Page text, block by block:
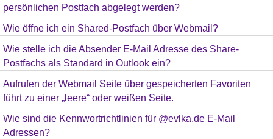
persönlichen Postfach abgelegt werden?
Wie öffne ich ein Shared-Postfach über Webmail?
Wie stelle ich die Absender E-Mail Adresse des Share-
Postfachs als Standard in Outlook ein?
Aufrufen der Webmail Seite über gespeicherten Favoriten
führt zu einer „leere“ oder weißen Seite.
Wie sind die Kennwortrichtlinien für @evlka.de E-Mail
Adressen?